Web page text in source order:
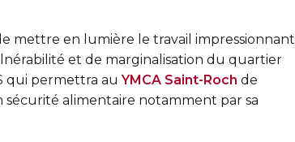
mettre en lumière le travail impressionnant
et de marginalisation du quartier
qui permettra auYMCA Saint-Roch de
alimentaire notamment par sa